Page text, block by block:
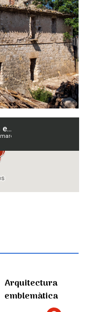
Arquitectura
emblemàtica